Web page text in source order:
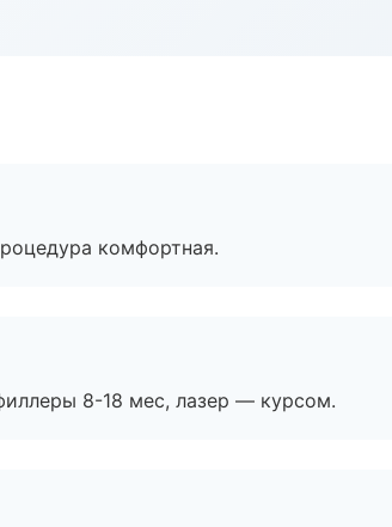
комфортная.
8-18 мес, лазер — курсом.